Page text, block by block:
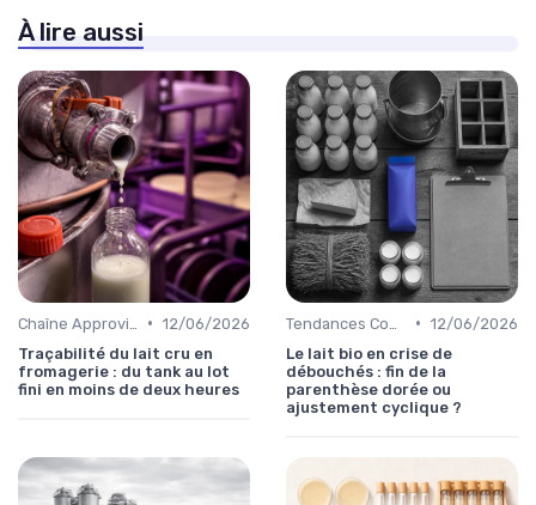
À lire aussi
• 12/06/2026
Traçabilité du lait cru en
fromagerie : du tank au lot
fini en moins de deux heures
• 12/06/2026
Le lait bio en crise de
débouchés : fin de la
parenthèse dorée ou
ajustement cyclique ?